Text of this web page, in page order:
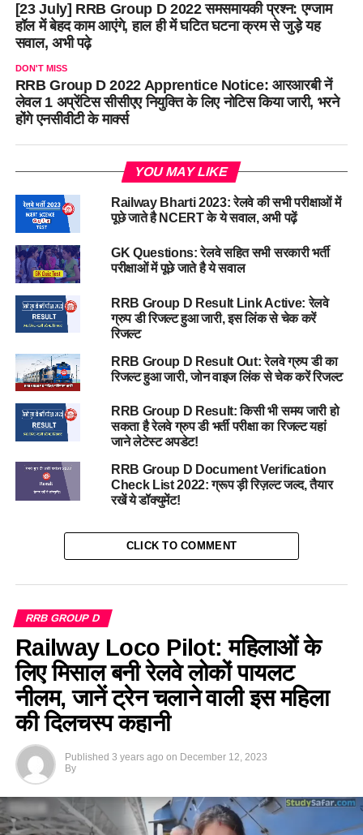
[23 July] RRB Group D 2022 समसमायकी प्रश्न: एग्जाम
हॉल में बेहद काम आएंगे, हाल ही में घटित घटना क्रम से जुड़े यह
सवाल, अभी पढ़े
DON'T MISS
RRB Group D 2022 Apprentice Notice: आरआरबी नें
लेवल 1 अप्रेंटिस सीसीएए नियुक्ति के लिए नोटिस किया जारी, भरने
होंगे एनसीवीटी के मार्क्स
YOU MAY LIKE
Railway Bharti 2023: रेलवे की सभी परीक्षाओं में
पूछे जाते है NCERT के ये सवाल, अभी पढ़ें
GK Questions: रेलवे सहित सभी सरकारी भर्ती
परीक्षाओं में पूछे जाते है ये सवाल
RRB Group D Result Link Active: रेलवे
ग्रुप डी रिजल्ट हुआ जारी, इस लिंक से चेक करें
रिजल्ट
RRB Group D Result Out: रेलवे ग्रुप डी का
रिजल्ट हुआ जारी, जोन वाइज लिंक से चेक करें रिजल्ट
RRB Group D Result: किसी भी समय जारी हो
सकता है रेलवे ग्रुप डी भर्ती परीक्षा का रिजल्ट यहां
जाने लेटेस्ट अपडेट!
RRB Group D Document Verification
Check List 2022: ग्रूप ड़ी रिज़ल्ट जल्द, तैयार
रखें ये डॉक्युमेंट!
CLICK TO COMMENT
RRB GROUP D
Railway Loco Pilot: महिलाओं के
लिए मिसाल बनी रेलवे लोकों पायलट
नीलम, जानें ट्रेन चलाने वाली इस महिला
की दिलचस्प कहानी
Published 3 years ago on December 12, 2023
By